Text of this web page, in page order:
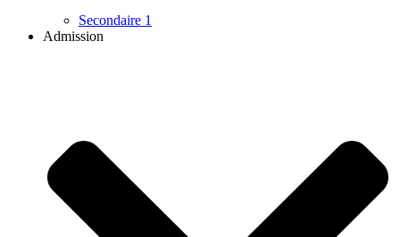
Secondaire 1
Admission